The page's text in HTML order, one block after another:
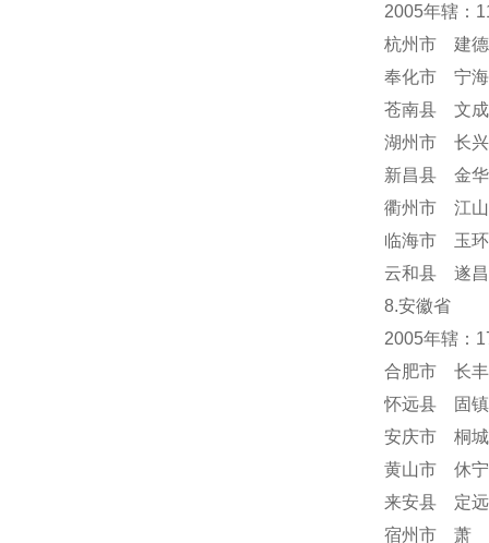
2005年辖：
杭州市 建
奉化市 宁
苍南县 文
湖州市 长
新昌县 金
衢州市 江
临海市 玉
云和县 遂
8.安徽省
2005年辖：
合肥市 长
怀远县 固
安庆市 桐
黄山市 休
来安县 定
宿州市 萧